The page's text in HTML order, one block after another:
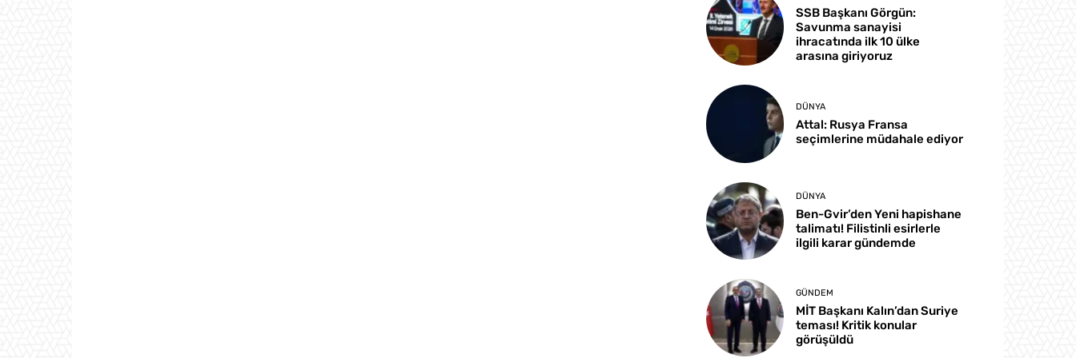
SSB Başkanı Görgün:
Savunma sanayisi
ihracatında ilk 10 ülke
arasına giriyoruz
DÜNYA
Attal: Rusya Fransa
seçimlerine müdahale ediyor
DÜNYA
Ben-Gvir’den Yeni hapishane
talimatı! Filistinli esirlerle
ilgili karar gündemde
GÜNDEM
MİT Başkanı Kalın’dan Suriye
teması! Kritik konular
görüşüldü